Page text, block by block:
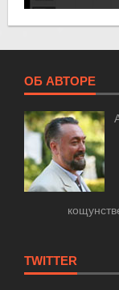
ОБ АВТОРЕ
TWITTER